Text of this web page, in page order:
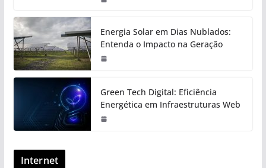
Energia Solar em Dias Nublados:
Entenda o Impacto na Geração
Green Tech Digital: Eficiência
Energética em Infraestruturas Web
Internet